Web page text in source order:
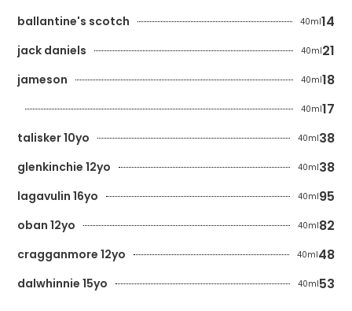
ballantine's scotch 40ml14
jack daniels 40ml21
jameson 40ml18
40ml17
talisker 10yo 40ml38
glenkinchie 12yo 40ml38
lagavulin 16yo 40ml95
oban 12yo 40ml82
cragganmore 12yo 40ml48
dalwhinnie 15yo 40ml53